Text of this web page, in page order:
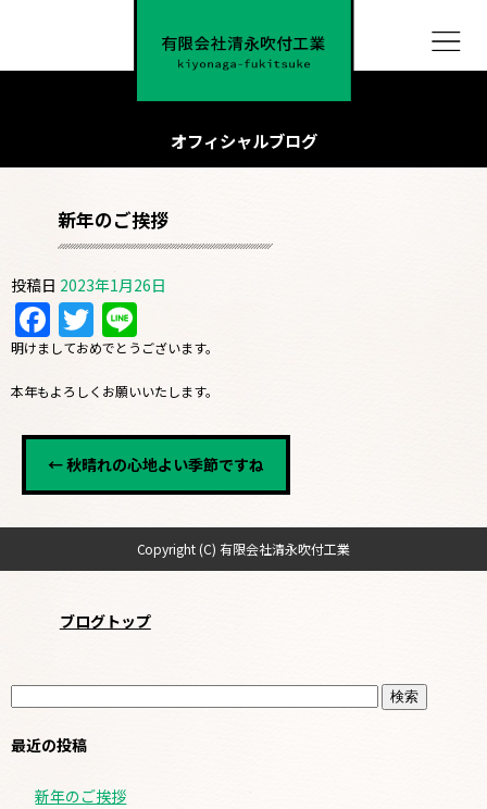
オフィシャルブログ
新年のご挨拶
投稿日 2023年1月26日
Facebook
Twitter
明けましておめでとうございます。
本年もよろしくお願いいたします。
←秋晴れの心地よい季節ですね
Copyright (C) 有限会社清永吹付工業
ブログトップ
最近の投稿
新年のご挨拶